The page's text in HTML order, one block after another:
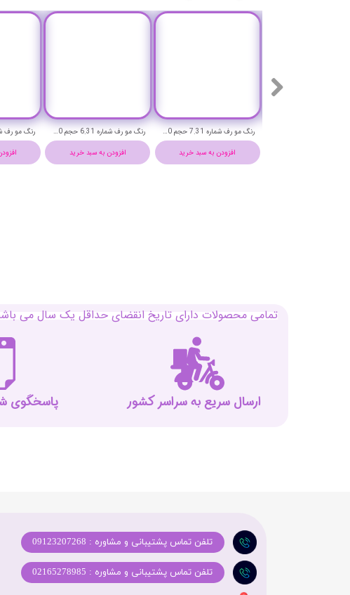
رنگ مو رف شماره 6.31 حجم 100 میلی لیتر (بلوند دودی طلایی تیره)-REF Permanent Hair Color
افزودن به سبد خرید
رنگ مو رف شماره 7.31 حجم 100 میلی لیتر (بلوند دودی طلایی)-REF Permanent Hair Color
افزودن به سبد خرید
تمامی محصولات دارای تاریخ انقضای حداقل یک سال می
پاسخگوی شما در 7 ارسال سریع به سراسر کشور
تلفن تماس پشتیبانی و مشاوره : 09123207268
تلفن تماس پشتیبانی و مشاوره : 02165278985